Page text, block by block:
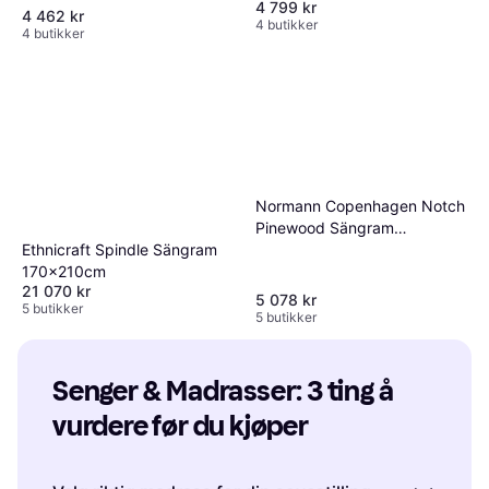
4 462 kr
4 butikker
4 799 kr
4 butikker
Ethnicraft Spindle Sängram
170x210cm
21 070 kr
5 butikker
Normann Copenhagen Notch
Pinewood Sängram
5 078 kr
5 butikker
Senger & Madrasser: 3 ting å
vurdere før du kjøper